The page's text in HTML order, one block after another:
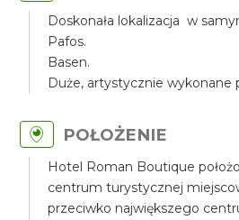
Doskonała lokalizacja w
Pafos.
Basen.
Duże, artystycznie wykonane
POŁOŻENIE
Hotel Roman Boutique
centrum turystycznej
przeciwko największego